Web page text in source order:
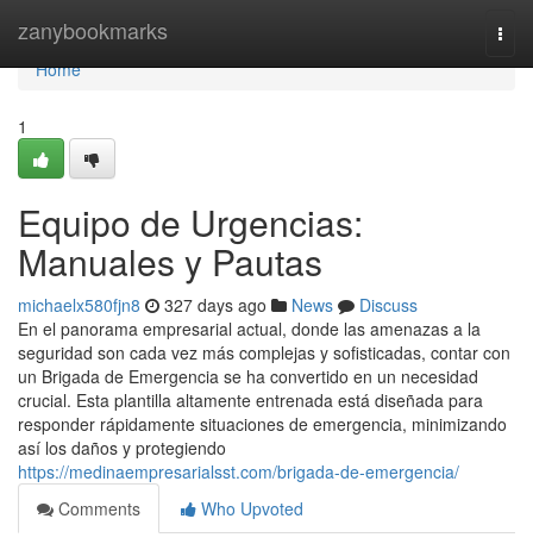
zanybookmarks
Home
Home
1
Equipo de Urgencias:
Manuales y Pautas
michaelx580fjn8 327 days ago News
Discuss
En el panorama empresarial actual, donde las amenazas a la
seguridad son cada vez más complejas y sofisticadas, contar con
un Brigada de Emergencia se ha convertido en un necesidad
crucial. Esta plantilla altamente entrenada está diseñada para
responder rápidamente situaciones de emergencia, minimizando
así los daños y protegiendo
https://medinaempresarialsst.com/brigada-de-emergencia/
Comments
Who Upvoted